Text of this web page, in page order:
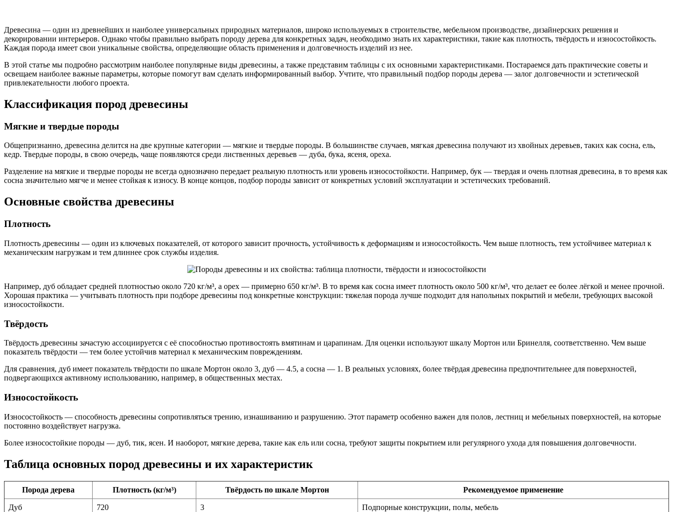
Древесина — один из древнейших и наиболее универсальных природных материалов, широко используемых в строительстве, мебельном производстве, дизайнерских решения и
декорировании интерьеров. Однако чтобы правильно выбрать породу дерева для конкретных задач, необходимо знать их характеристики, такие как плотность, твёрдость и износостойкость.
Каждая порода имеет свои уникальные свойства, определяющие область применения и долговечность изделий из нее.
В этой статье мы подробно рассмотрим наиболее популярные виды древесины, а также представим таблицы с их основными характеристиками. Постараемся дать практические советы и
освещаем наиболее важные параметры, которые помогут вам сделать информированный выбор. Учтите, что правильный подбор породы дерева — залог долговечности и эстетической
привлекательности любого проекта.
Классификация пород древесины
Мягкие и твердые породы
Общепризнанно, древесина делится на две крупные категории — мягкие и твердые породы. В большинстве случаев, мягкая древесина получают из хвойных деревьев, таких как сосна, ель,
кедр. Твердые породы, в свою очередь, чаще появляются среди лиственных деревьев — дуба, бука, ясеня, ореха.
Разделение на мягкие и твердые породы не всегда однозначно передает реальную плотность или уровень износостойкости. Например, бук — твердая и очень плотная древесина, в то время как
сосна значительно мягче и менее стойкая к износу. В конце концов, подбор породы зависит от конкретных условий эксплуатации и эстетических требований.
Основные свойства древесины
Плотность
Плотность древесины — один из ключевых показателей, от которого зависит прочность, устойчивость к деформациям и износостойкость. Чем выше плотность, тем устойчивее материал к
механическим нагрузкам и тем длиннее срок службы изделия.
Например, дуб обладает средней плотностью около 720 кг/м³, а орех — примерно 650 кг/м³. В то время как сосна имеет плотность около 500 кг/м³, что делает ее более лёгкой и менее прочной.
Хорошая практика — учитывать плотность при подборе древесины под конкретные конструкции: тяжелая порода лучше подходит для напольных покрытий и мебели, требующих высокой
износостойкости.
Твёрдость
Твёрдость древесины зачастую ассоциируется с её способностью противостоять вмятинам и царапинам. Для оценки используют шкалу Мортон или Бринелля, соответственно. Чем выше
показатель твёрдости — тем более устойчив материал к механическим повреждениям.
Для сравнения, дуб имеет показатель твёрдости по шкале Мортон около 3, дуб — 4.5, а сосна — 1. В реальных условиях, более твёрдая древесина предпочтительнее для поверхностей,
подвергающихся активному использованию, например, в общественных местах.
Износостойкость
Износостойкость — способность древесины сопротивляться трению, изнашиванию и разрушению. Этот параметр особенно важен для полов, лестниц и мебельных поверхностей, на которые
постоянно воздействует нагрузка.
Более износостойкие породы — дуб, тик, ясен. И наоборот, мягкие дерева, такие как ель или сосна, требуют защиты покрытием или регулярного ухода для повышения долговечности.
Таблица основных пород древесины и их характеристик
Порода дерева Плотность (кг/м³) Твёрдость по шкале Мортон Рекомендуемое применение
Дуб 720 3 Подпорные конструкции, полы, мебель